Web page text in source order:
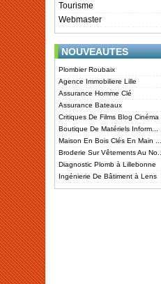
Tourisme
Webmaster
NOUVEAUTES
Plombier Roubaix
Agence Immobiliere Lille
Assurance Homme Clé
Assurance Bateaux
Critiques De Films Blog Cinéma
Boutique De Matériels Inform...
Maison En Bois Clés En Main ...
Broderie Sur Vêtements Au No...
Diagnostic Plomb à Lillebonne
Ingénierie De Bâtiment à Lens